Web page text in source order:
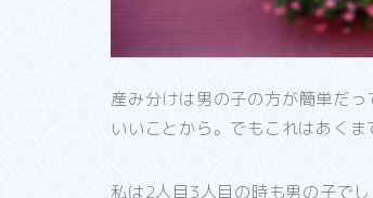
産み分けは男の子の方が簡単だ
いいことから。でもこれはあく
私は2人目3人目の時も男の子でし